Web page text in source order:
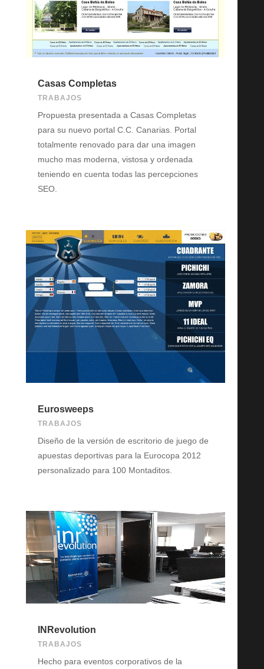
Casas Completas
TRABAJOS
Propuesta presentada a Casas Completas
para su nuevo portal C.C. Canarias. Portal
totalmente renovado para dar una imagen
mucho mas moderna, vistosa y ordenada
teniendo en cuenta todas las percepciones
SEO.
Eurosweeps
TRABAJOS
Diseño de la versión de escritorio de juego de
apuestas deportivas para la Eurocopa 2012
personalizado para 100 Montaditos.
INRevolution
TRABAJOS
Hecho para eventos corporativos de la